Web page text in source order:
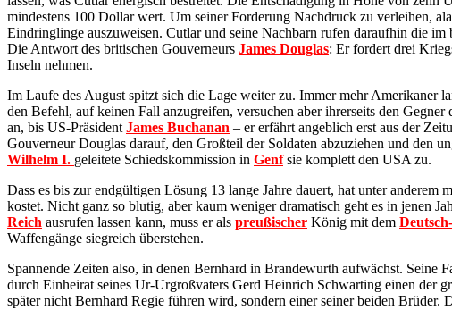
mindestens 100 Dollar wert. Um seiner Forderung Nachdruck zu verleihen,
Eindringlinge auszuweisen. Cutlar und seine Nachbarn rufen daraufhin die im
Die Antwort des britischen Gouverneurs James Douglas: Er fordert drei
Inseln nehmen.
Im Laufe des August spitzt sich die Lage weiter zu. Immer mehr Amerikaner
den Befehl, auf keinen Fall anzugreifen, versuchen aber ihrerseits den
an, bis US-Präsident James Buchanan – er erfährt angeblich erst aus der
Gouverneur Douglas darauf, den Großteil der Soldaten abzuziehen und den
Wilhelm I. geleitete Schiedskommission in Genfsie komplett den USA zu.
Dass es bis zur endgültigen Lösung 13 lange Jahre dauert, hat unter anderem
kostet. Nicht ganz so blutig, aber kaum weniger dramatisch geht es in jenen
Reich ausrufen lassen kann, muss er als preußischer König mit dem
Waffengänge siegreich überstehen.
Spannende Zeiten also, in denen Bernhard in Brandewurth aufwächst. Seine
durch Einheirat seines Ur-Urgroßvaters Gerd Heinrich Schwarting einen der
später nicht Bernhard Regie führen wird, sondern einer seiner beiden